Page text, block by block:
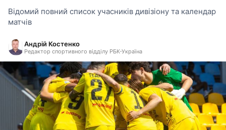
Відомий повний список учасників дивізіону та календар
матчів
Андрій Костенко
Редактор спортивного відділу РБК-Україна